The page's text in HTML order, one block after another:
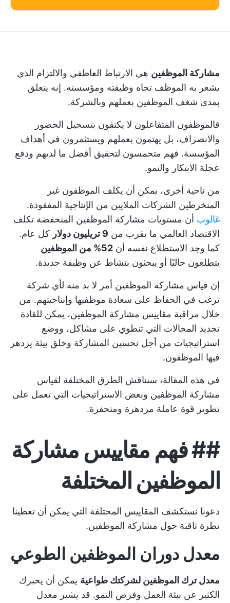
مشاركة الموظفين هي الارتباط العاطفي والالتزام الذي
يشعر به الموظف تجاه وظيفته ومؤسسته. إنه يتعلق
بمدى شغف الموظفين بعملهم وبالشركة.
فالموظفون المتفاعلون لا يكتفون بتسجيل الحضور
والانصراف، بل يهتمون بعملهم ويستثمرون في أهداف
المؤسسة. فهم متحمسون لتحقيق أفضل ما لديهم ودفع
عجلة الابتكار والنمو.
من ناحية أخرى، يمكن أن يكلف الموظفون غير
المنخرطين الشركات الملايين من الإنتاجية المفقودة.
غالوب أن مستويات مشاركة الموظفين المنخفضة تكلف
الاقتصاد العالمي ما يقرب من 9 تريليون دولار
كل عام.
كما وجد الاستطلاع نفسه أن 52% من الموظفين
يتطلعون حاليًا أو يبحثون بنشاط عن وظيفة جديدة.
إن قياس مشاركة الموظفين أمر لا بد منه لأي شركة
ترغب في الحفاظ على سعادة موظفيها وإنتاجيتهم. من
خلال مراقبة مقاييس مشاركة الموظفين، يمكن للقادة
تحديد المجالات التي تنطوي على مشاكل، ووضع
استراتيجيات من أجل تحسين المشاركة وخلق بيئة يزدهر
فيها الموظفون.
في هذه المقالة، سنناقش الطرق المختلفة لقياس
مشاركة الموظفين وبعض الاستراتيجيات التي تعمل على
تطوير قوة عاملة مزدهرة ومتحفزة.
##فهم مقاييس مشاركة
الموظفين المختلفة
دعونا نستكشف المقاييس المختلفة التي يمكن أن تعطينا
نظرة ثاقبة حول مشاركة الموظفين.
معدل دوران الموظفين الطوعي
معدل ترك الموظفين لشركتك طواعية يمكن أن يخبرك
الكثير عن بيئة العمل وفرص النمو. قد يشير معدل